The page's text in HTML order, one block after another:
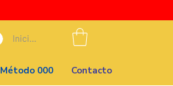
Iniciar sesión
Método 000 Contacto